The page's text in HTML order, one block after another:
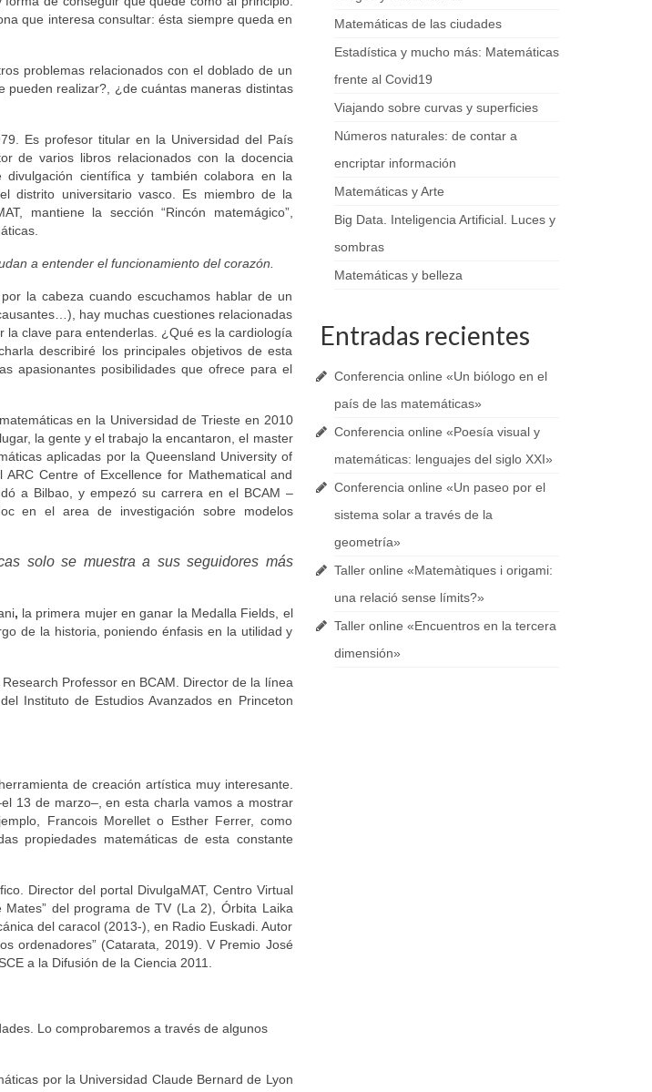
que interesa consultar: ésta siempre queda en
problemas relacionados con el doblado de un
pueden realizar?, ¿de cuántas maneras distintas
Es profesor titular en la Universidad del País
de varios libros relacionados con la docencia
científica y también colabora en la
distrito universitario vasco. Es miembro de la
mantiene la sección “Rincón matemágico”,
a entender el funcionamiento del corazón.
la cabeza cuando escuchamos hablar de un
hay muchas cuestiones relacionadas
clave para entenderlas. ¿Qué es la cardiología
describiré los principales objetivos de esta
apasionantes posibilidades que ofrece para el
en la Universidad de Trieste en 2010
la gente y el trabajo la encantaron, el master
aplicadas por la Queensland University of
Centre of Excellence for Mathematical and
a Bilbao, y empezó su carrera en el BCAM –
en el area de investigación sobre modelos
solo se muestra a sus seguidores más
, la primera mujer en ganar la Medalla Fields, el
de la historia, poniendo énfasis en la utilidad y
Professor en BCAM. Director de la línea
Instituto de Estudios Avanzados en Princeton
de creación artística muy interesante.
13 de marzo–, en esta charla vamos a mostrar
Francois Morellet o Esther Ferrer, como
propiedades matemáticas de esta constante
Director del portal DivulgaMAT, Centro Virtual
del programa de TV (La 2), Órbita Laika
del caracol (2013-), en Radio Euskadi. Autor
ordenadores” (Catarata, 2019). V Premio José
a la Difusión de la Ciencia 2011.
Lo comprobaremos a través de algunos
por la Universidad Claude Bernard de Lyon
Matemáticas de las ciudades
Estadística y mucho más: Matemáticas
frente al Covid19
Viajando sobre curvas y superficies
Números naturales: de contar a
encriptar información
Matemáticas y Arte
Big Data. Inteligencia Artificial. Luces y
sombras
Matemáticas y belleza
Entradas recientes
Conferencia online «Un biólogo en el
país de las matemáticas»
Conferencia online «Poesía visual y
matemáticas: lenguajes del siglo XXI»
Conferencia online «Un paseo por el
sistema solar a través de la
geometría»
Taller online «Matemàtiques i origami:
una relació sense límits?»
Taller online «Encuentros en la tercera
dimensión»